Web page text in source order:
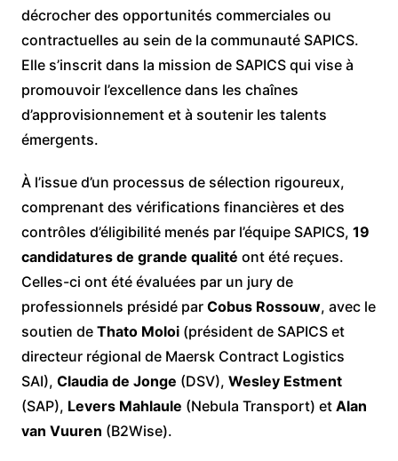
décrocher des opportunités commerciales ou
contractuelles au sein de la communauté SAPICS.
Elle s’inscrit dans la mission de SAPICS qui vise à
promouvoir l’excellence dans les chaînes
d’approvisionnement et à soutenir les talents
émergents.
À l’issue d’un processus de sélection rigoureux,
comprenant des vérifications financières et des
contrôles d’éligibilité menés par l’équipe SAPICS, 19
candidatures de grande qualité ont été reçues.
Celles-ci ont été évaluées par un jury de
professionnels présidé par Cobus Rossouw, avec le
soutien de Thato Moloi(président de SAPICS et
directeur régional de Maersk Contract Logistics
SAI), Claudia de Jonge (DSV), Wesley Estment
(SAP), Levers Mahlaule (Nebula Transport) et Alan
van Vuuren (B2Wise).